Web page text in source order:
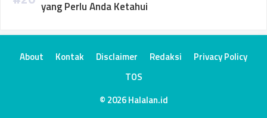
yang Perlu Anda Ketahui
About Kontak Disclaimer Redaksi
Privacy Policy
TOS
© 2026 Halalan.id